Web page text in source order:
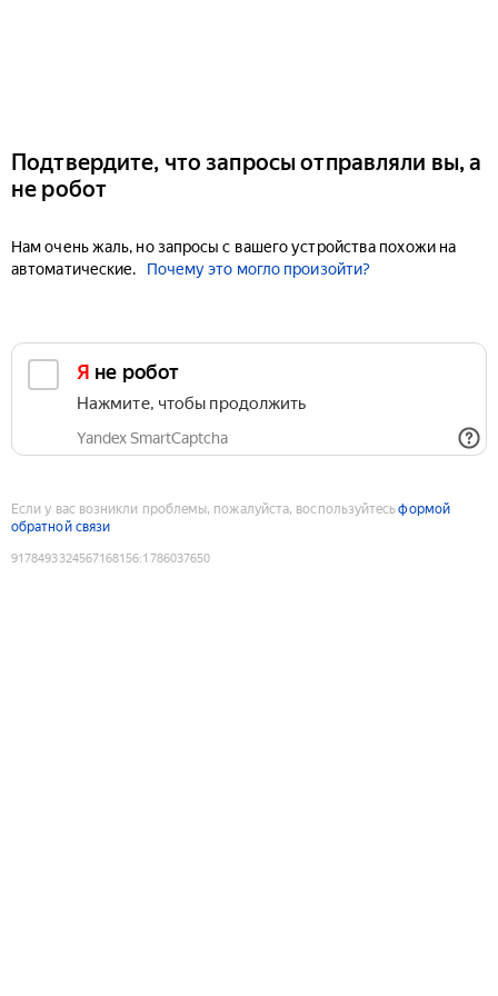
Подтвердите, что запросы отправляли вы, а
не робот
Нам очень жаль, но запросы с вашего устройства похожи на
автоматические.
Почему это могло произойти?
Я не робот
Нажмите, чтобы продолжить
Yandex SmartCaptcha
Если у вас возникли проблемы, пожалуйста, воспользуйтесьформой
обратной связи
9178493324567168156:1786037650